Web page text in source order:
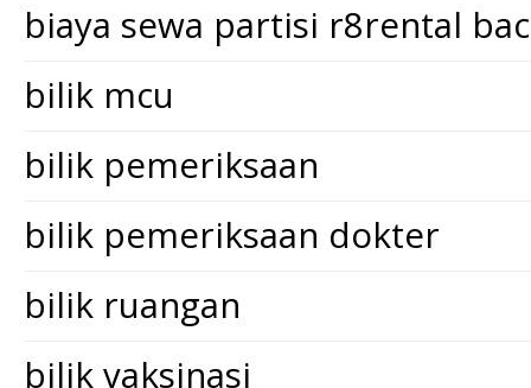
biaya sewa partisi r8rental
bilik mcu
bilik pemeriksaan
bilik pemeriksaan dokter
bilik ruangan
bilik vaksinasi